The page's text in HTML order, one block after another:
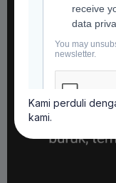
Kami perduli
kami.